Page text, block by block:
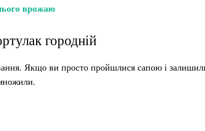
врожаю
городній
Якщо ви просто пройшлися сапою і